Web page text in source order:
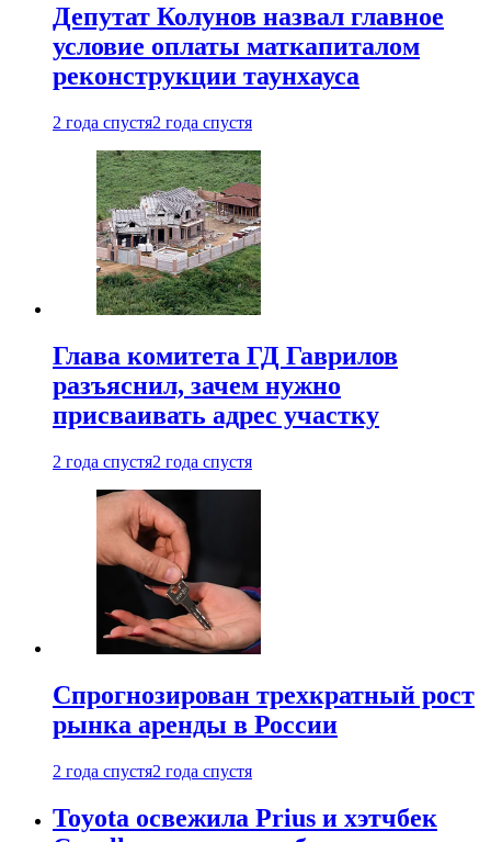
Депутат Колунов назвал главное
условие оплаты маткапиталом
реконструкции таунхауса
2 года спустя2 года спустя
Глава комитета ГД Гаврилов
разъяснил, зачем нужно
присваивать адрес участку
2 года спустя2 года спустя
Спрогнозирован трехкратный рост
рынка аренды в России
2 года спустя2 года спустя
Toyota освежила Prius и хэтчбек